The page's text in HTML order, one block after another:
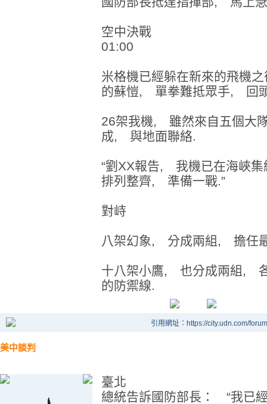
空中決戰
01:00
米格機已經躲在新來的飛機
的蘇愷, 單拳難抵眾手, 回
26架我機, 雖然來自五個
成, 與地面聯絡.
“劉XX報告, 我機已在海峽
排列整齊, 準備一戰.”
對峙
八架幻象, 分成兩組, 擔任
十八架小鷹, 也分成兩組,
的防禦線.
引用網址：https://city.udn.com/
美中談判
臺北
總統告訴國防部長： “我已